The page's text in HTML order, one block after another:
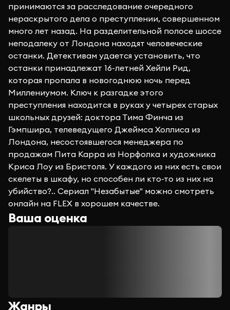
принимаются за расследование очередного
нераскрытого дела о преступлении, совершенном
много лет назад. На разделительной полосе шоссе
неподалеку от Лондона находят человеческие
останки. Детективам удается установить, что
останки принадлежат 16-летней Хейли Рид,
которая пропала в новогоднюю ночь перед
Миллениумом. Ключ к разгадке этого
преступления находится в руках у четырех старых
школьных друзей: доктора Тима Финча из
Гэмпшира, телеведущего Джеймса Холлиса из
Лондона, несостоявшегося менеджера по
продажам Пита Карра из Норфолка и художника
Криса Лоу из Бристоля. У каждого из них есть свои
скелеты в шкафу, но способен ли кто-то из них на
убийство?.. Сериал "Незабытые" можно смотреть
онлайн на FLEX в хорошем качестве.
Ваша оценка
Жанры